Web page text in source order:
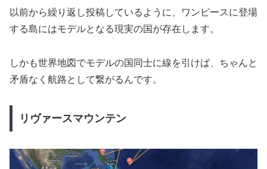
以前から繰り返し投稿しているように、ワンピースに登場
する島にはモデルとなる現実の国が存在します。
しかも世界地図でモデルの国同士に線を引けば、ちゃんと
矛盾なく航路として繋がるんです。
リヴァースマウンテン